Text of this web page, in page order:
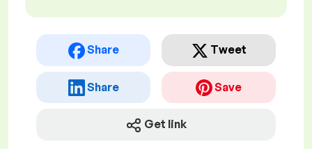
Share Tweet
Share Save
Get link